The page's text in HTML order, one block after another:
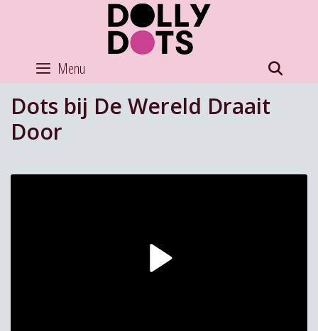
Menu
Dots bij De Wereld Draait
Door